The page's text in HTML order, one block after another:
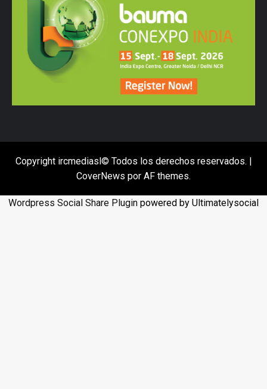
Copyright ircmediasl© Todos los derechos reservados. |
CoverNews por AF themes.
Wordpress Social Share Plugin powered by Ultimatelysocial